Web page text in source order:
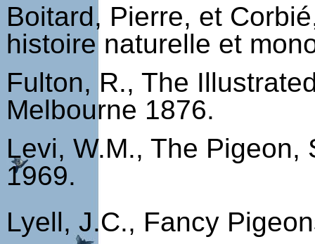
Boitard, Pierre, et
histoire naturelle et
Fulton, R., The
Melbourne 1876.
Levi, W.M., The
1969.
Lyell, J.C., Fancy